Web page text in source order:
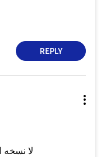
REPLY
لا نسخه